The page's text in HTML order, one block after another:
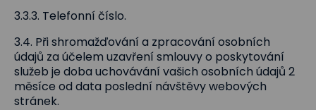
3.3.3. Telefonní číslo.
3.4. Při shromažďování a zpracování osobních
údajů za účelem uzavření smlouvy o poskytování
služeb je doba uchovávání vašich osobních údajů 2
měsíce od data poslední návštěvy webových
stránek.